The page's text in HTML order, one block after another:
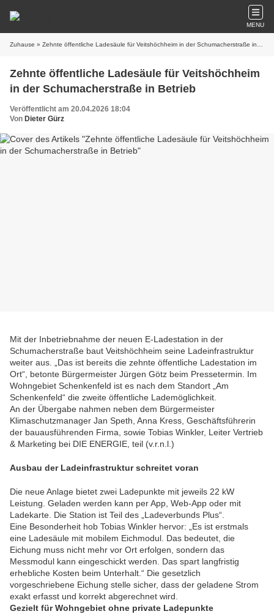
MENU
Zuhause » Zehnte öffentliche Ladesäule für Veitshöchheim in der Schumacherstraße in Betrieb
Zehnte öffentliche Ladesäule für Veitshöchheim
in der Schumacherstraße in Betrieb
Veröffentlicht am 20.04.2026 18:04
Von Dieter Gürz
Mit der Inbetriebnahme der neuen E-Ladestation in der
Schumacherstraße baut Veitshöchheim seine Ladeinfrastruktur
weiter aus. „Das ist bereits die zehnte öffentliche Ladestation im
Ort“, betonte Bürgermeister Jürgen Götz beim Pressetermin. Im
Wohngebiet Schenkenfeld ist es nach dem Standort „Am
Schenkenfeld“ die zweite öffentliche Lademöglichkeit.
An der Übergabe nahmen neben dem Bürgermeister
Klimaschutzmanager Jan Speth, Anna Kress, Geschäftsführerin
der bauausführenden Firma, sowie Tobias Winkler, Leiter Vertrieb
& Marketing bei DIE ENERGIE, teil (v.r.n.l.)
Ausbau der Ladeinfrastruktur schreitet voran
Die neue Anlage bietet zwei Ladepunkte mit jeweils 22 kW
Leistung. Geladen werden kann per App, Web-App oder mit
Ladekarte. Die Station ist Teil des „Ladeverbunds Plus“.
Eine Besonderheit hob Tobias Winkler hervor: „Es ist erstmals
eine Ladesäule mit mobilem Eichmodul. Das bedeutet, die
Eichung muss nicht mehr vor Ort erfolgen, sondern das
Messmodul kann eingeschickt werden. Das spart langfristig
erhebliche Kosten beim Unterhalt.“ Die gesetzlich
vorgeschriebene Eichung stelle sicher, dass der geladene Strom
exakt erfasst und korrekt abgerechnet wird.
Gezielt für Wohngebiet ohne private Ladepunkte